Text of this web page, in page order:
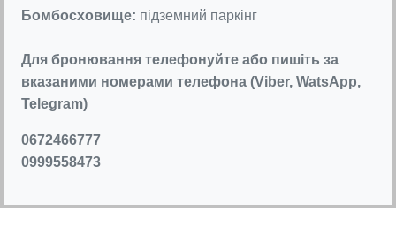
Бомбосховище: підземний паркінг
Для бронювання телефонуйте або пишіть за
вказаними номерами телефона (Viber, WatsApp,
Telegram)
0672466777
0999558473